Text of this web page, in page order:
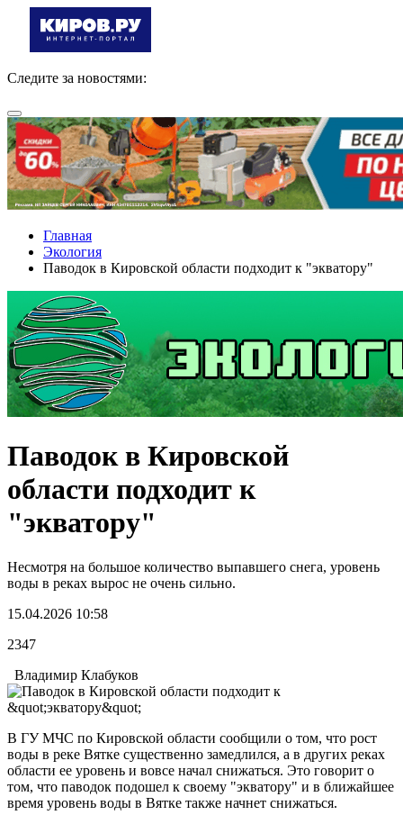
Следите за новостями:
Главная
Экология
Паводок в Кировской области подходит к "экватору"
Паводок в Кировской
области подходит к
"экватору"
Несмотря на большое количество выпавшего снега, уровень
воды в реках вырос не очень сильно.
15.04.2026 10:58
2347
Владимир Клабуков
В ГУ МЧС по Кировской области сообщили о том, что рост
воды в реке Вятке существенно замедлился, а в других реках
области ее уровень и вовсе начал снижаться. Это говорит о
том, что паводок подошел к своему "экватору" и в ближайшее
время уровень воды в Вятке также начнет снижаться.